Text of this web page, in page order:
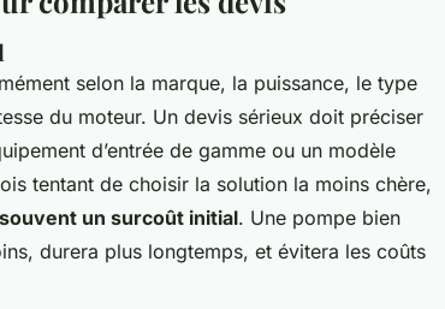
selon la marque, la puissance, le type
du moteur. Un devis sérieux doit préciser
d’entrée de gamme ou un modèle
tentant de choisir la solution la moins chère,
un surcoût initial. Une pompe bien
durera plus longtemps, et évitera les coûts